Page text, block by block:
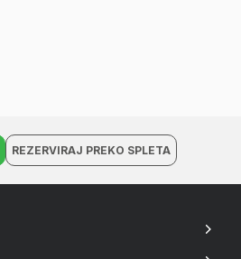
REZERVIRAJ PREKO SPLETA